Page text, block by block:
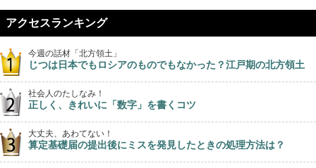
アクセスランキング
今週の話材「北方領土」
じつは日本でもロシアのものでもなかった？江戸期の北方領土
社会人のたしなみ！
正しく、きれいに「数字」を書くコツ
大丈夫、あわてない！
算定基礎届の提出後にミスを発見したときの処理方法は？